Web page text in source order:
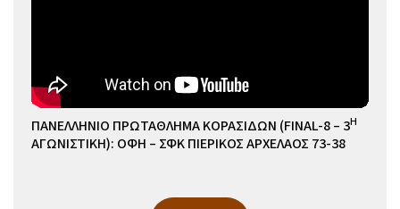
ΠΑΝΕΛΛΗΝΙΟ ΠΡΩΤΑΘΛΗΜΑ ΚΟΡΑΣΙΔΩΝ (FINAL-8 – 3Η
ΑΓΩΝΙΣΤΙΚΗ): ΟΦΗ – ΣΦΚ ΠΙΕΡΙΚΟΣ ΑΡΧΕΛΑΟΣ 73-38